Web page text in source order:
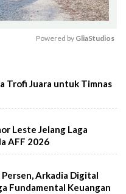
Powered by GliaStudios
Trofi Juara untuk Timnas
Leste Jelang Laga
AFF 2026
Arkadia Digital
Fundamental Keuangan